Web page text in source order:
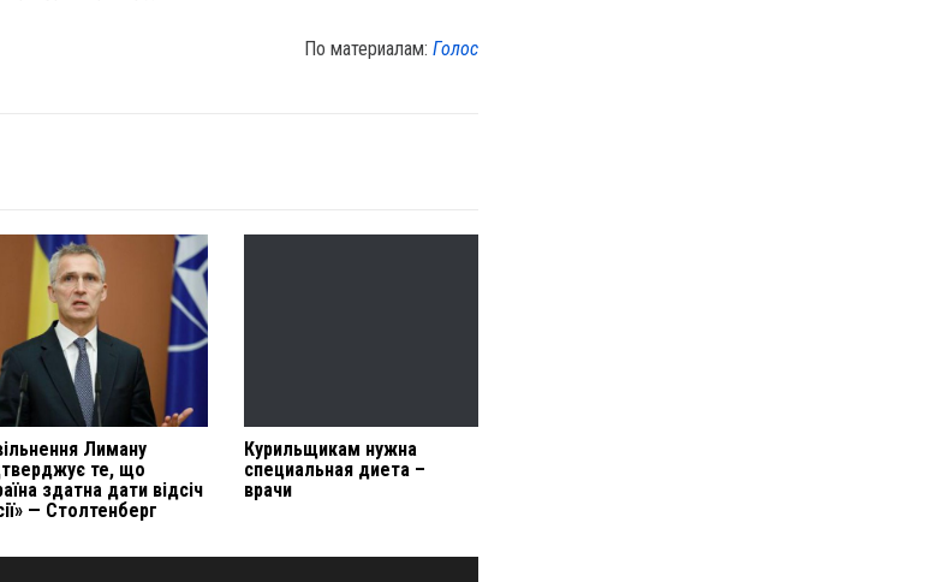
По материалам:Голос
Лиману
те, що
здатна дати відсіч
— Столтенберг
Курильщикам нужна
специальная диета –
врачи